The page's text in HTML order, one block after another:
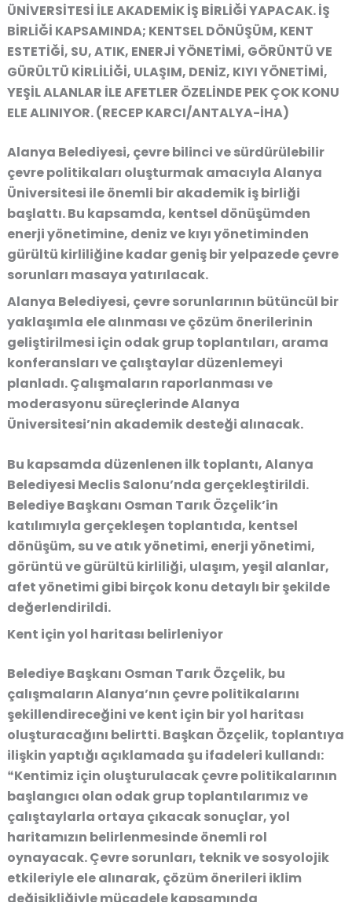
ÜNİVERSİTESİ İLE AKADEMİK İŞ BİRLİĞİ YAPACAK. İŞ
BİRLİĞİ KAPSAMINDA; KENTSEL DÖNÜŞÜM, KENT
ESTETİĞİ, SU, ATIK, ENERJİ YÖNETİMİ, GÖRÜNTÜ VE
GÜRÜLTÜ KİRLİLİĞİ, ULAŞIM, DENİZ, KIYI YÖNETİMİ,
YEŞİL ALANLAR İLE AFETLER ÖZELİNDE PEK ÇOK KONU
ELE ALINIYOR. (RECEP KARCI/ANTALYA-İHA)
Alanya Belediyesi, çevre bilinci ve sürdürülebilir
çevre politikaları oluşturmak amacıyla Alanya
Üniversitesi ile önemli bir akademik iş birliği
başlattı. Bu kapsamda, kentsel dönüşümden
enerji yönetimine, deniz ve kıyı yönetiminden
gürültü kirliliğine kadar geniş bir yelpazede çevre
sorunları masaya yatırılacak.
Alanya Belediyesi, çevre sorunlarının bütüncül bir
yaklaşımla ele alınması ve çözüm önerilerinin
geliştirilmesi için odak grup toplantıları, arama
konferansları ve çalıştaylar düzenlemeyi
planladı. Çalışmaların raporlanması ve
moderasyonu süreçlerinde Alanya
Üniversitesi’nin akademik desteği alınacak.
Bu kapsamda düzenlenen ilk toplantı, Alanya
Belediyesi Meclis Salonu’nda gerçekleştirildi.
Belediye Başkanı Osman Tarık Özçelik’in
katılımıyla gerçekleşen toplantıda, kentsel
dönüşüm, su ve atık yönetimi, enerji yönetimi,
görüntü ve gürültü kirliliği, ulaşım, yeşil alanlar,
afet yönetimi gibi birçok konu detaylı bir şekilde
değerlendirildi.
Kent için yol haritası belirleniyor
Belediye Başkanı Osman Tarık Özçelik, bu
çalışmaların Alanya’nın çevre politikalarını
şekillendireceğini ve kent için bir yol haritası
oluşturacağını belirtti. Başkan Özçelik, toplantıya
ilişkin yaptığı açıklamada şu ifadeleri kullandı:
❝Kentimiz için oluşturulacak çevre politikalarının
başlangıcı olan odak grup toplantılarımız ve
çalıştaylarla ortaya çıkacak sonuçlar, yol
haritamızın belirlenmesinde önemli rol
oynayacak. Çevre sorunları, teknik ve sosyolojik
etkileriyle ele alınarak, çözüm önerileri iklim
değişikliğiyle mücadele kapsamında